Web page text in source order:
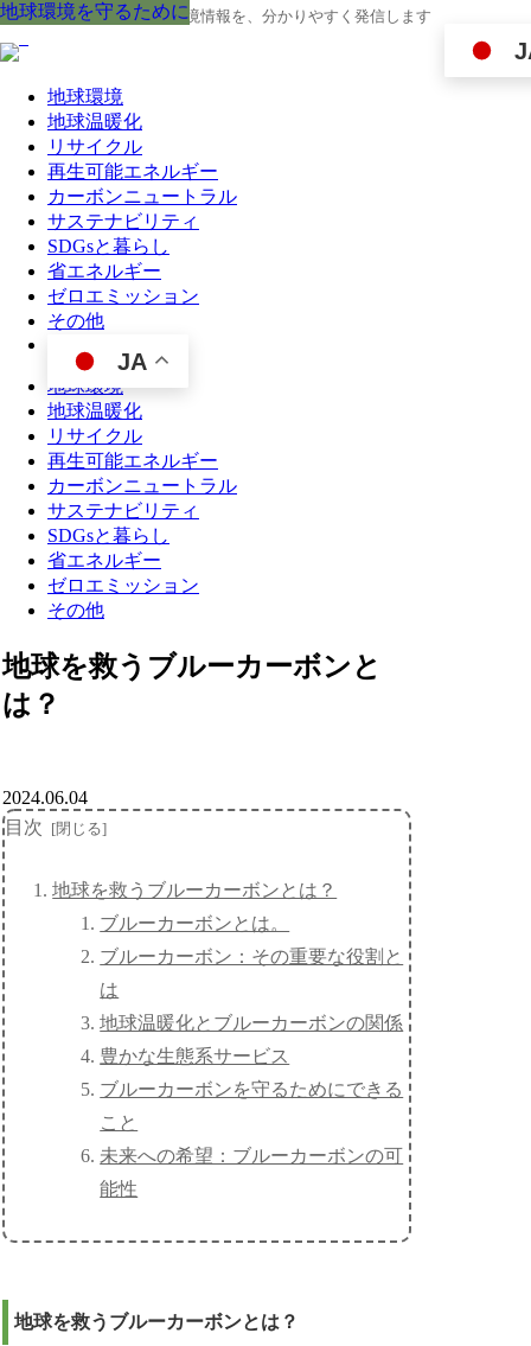
地球の今と未来に役立つ環境情報を、分かりやすく発信します
地球環境
地球温暖化
リサイクル
再生可能エネルギー
カーボンニュートラル
サステナビリティ
SDGsと暮らし
省エネルギー
ゼロエミッション
その他
JA
地球環境
地球温暖化
リサイクル
再生可能エネルギー
カーボンニュートラル
サステナビリティ
SDGsと暮らし
省エネルギー
ゼロエミッション
その他
地球を救うブルーカーボンと
は？
地球環境を守るために
2024.06.04
目次
地球を救うブルーカーボンとは？
ブルーカーボンとは。
ブルーカーボン：その重要な役割と
は
地球温暖化とブルーカーボンの関係
豊かな生態系サービス
ブルーカーボンを守るためにできる
こと
未来への希望：ブルーカーボンの可
能性
地球を救うブルーカーボンとは？
地球環境を守るために
地球環境を守るために
地球環境を守るために
地球環境を守るために
地球環境を守るために
地球環境を守るために
地球環境を守るために
地球環境を守るために